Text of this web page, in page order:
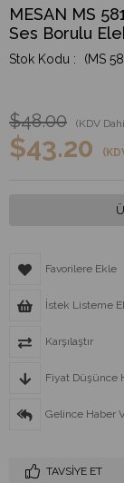
MESAN MS
Ses Borulu
(MS
$48.00 (KDV
$43.20
Favorilere Ekle
İstek Listeme
Karşılaştır
Fiyat Düşünce
Gelince Haber
TAVSIYE ET